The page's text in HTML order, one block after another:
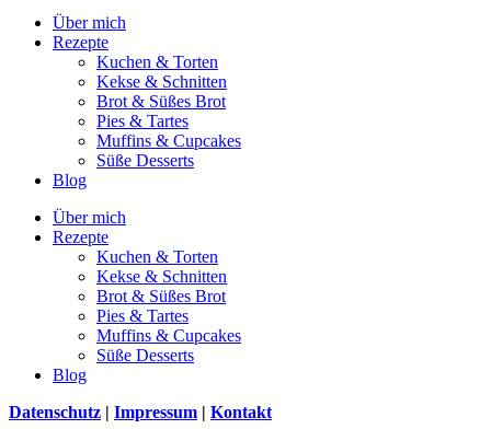
Über mich
Rezepte
Kuchen & Torten
Kekse & Schnitten
Brot & Süßes Brot
Pies & Tartes
Muffins & Cupcakes
Süße Desserts
Blog
Über mich
Rezepte
Kuchen & Torten
Kekse & Schnitten
Brot & Süßes Brot
Pies & Tartes
Muffins & Cupcakes
Süße Desserts
Blog
Datenschutz | Impressum | Kontakt